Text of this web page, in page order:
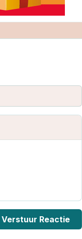
Verstuur Reactie